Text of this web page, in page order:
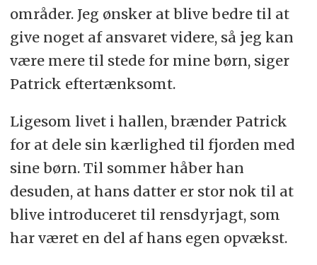
områder. Jeg ønsker at blive bedre til at
give noget af ansvaret videre, så jeg kan
være mere til stede for mine børn, siger
Patrick eftertænksomt.
Ligesom livet i hallen, brænder Patrick
for at dele sin kærlighed til fjorden med
sine børn. Til sommer håber han
desuden, at hans datter er stor nok til at
blive introduceret til rensdyrjagt, som
har været en del af hans egen opvækst.